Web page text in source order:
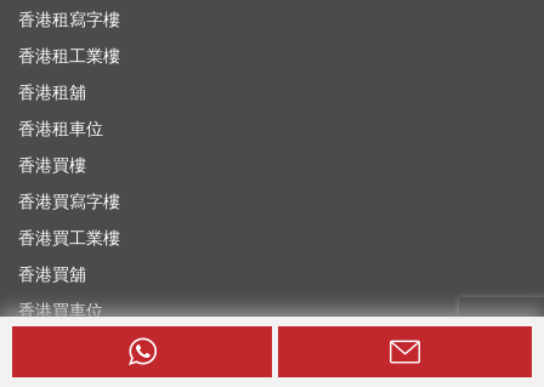
香港租寫字樓
香港租工業樓
香港租舖
香港租車位
香港買樓
香港買寫字樓
香港買工業樓
香港買舖
香港買車位